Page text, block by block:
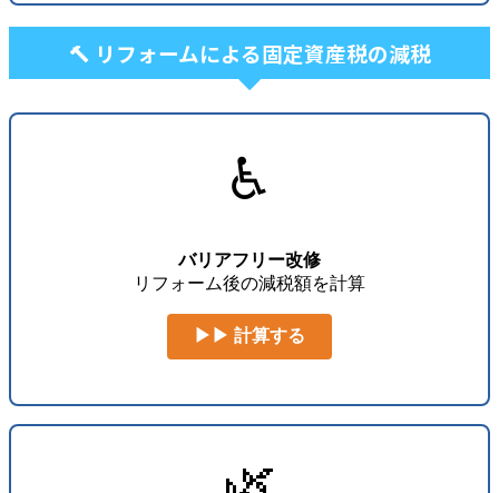
🔨 リフォームによる固定資産税の減税
♿
バリアフリー改修
リフォーム後の減税額を計算
▶▶ 計算する